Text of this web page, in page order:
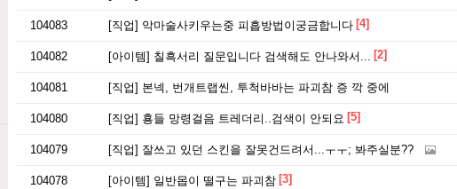
104083 [직업] 악마술사키우는중 피흡방법이궁금합니다 [4]
104082 [아이템] 칠흑서리 질문입니다 검색해도 안나와서... [2]
104081 [직업] 본넥, 번개트랩씬, 투척바바는 파괴참 증 깍 중에
104080 [직업] 횽들 망령걸음 트레더리..검색이 안되요 [5]
104079 [직업] 잘쓰고 있던 스킨을 잘못건드려서...ㅜㅜ; 봐주실분??
104078 [아이템] 일반몹이 떨구는 파괴참 [3]